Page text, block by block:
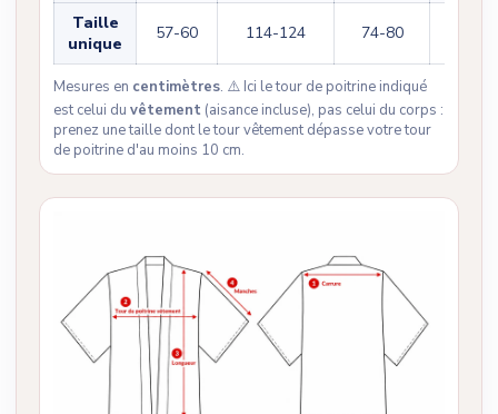
Taille
unique
57-60 114-124 74-80
Mesures en centimètres. ⚠️ Ici le tour de poitrine indiqué
est celui du vêtement (aisance incluse), pas celui du corps :
prenez une taille dont le tour vêtement dépasse votre tour
de poitrine d'au moins 10 cm.